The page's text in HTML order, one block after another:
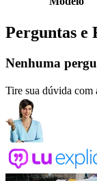
Perguntas e
Nenhuma
Tire sua dúvida com